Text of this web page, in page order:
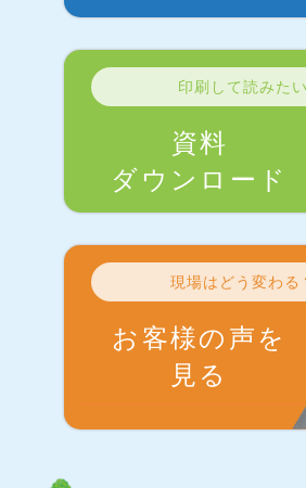
印刷して読みたい
資料
ダウンロード
現場はどう変わる
お客様の声を
見る